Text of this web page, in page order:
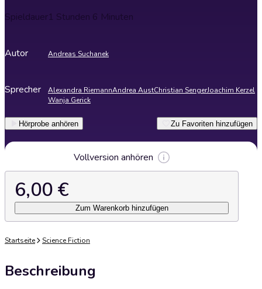
Spieldauer1 Stunden 6 Minuten
Autor Andreas Suchanek
Sprecher Alexandra RiemannAndrea AustChristian SengerJoachim Kerzel
Wanja Gerick
Hörprobe anhören Zu Favoriten hinzufügen
Vollversion anhören
6,00 €
Zum Warenkorb hinzufügen
Startseite Science Fiction
Beschreibung